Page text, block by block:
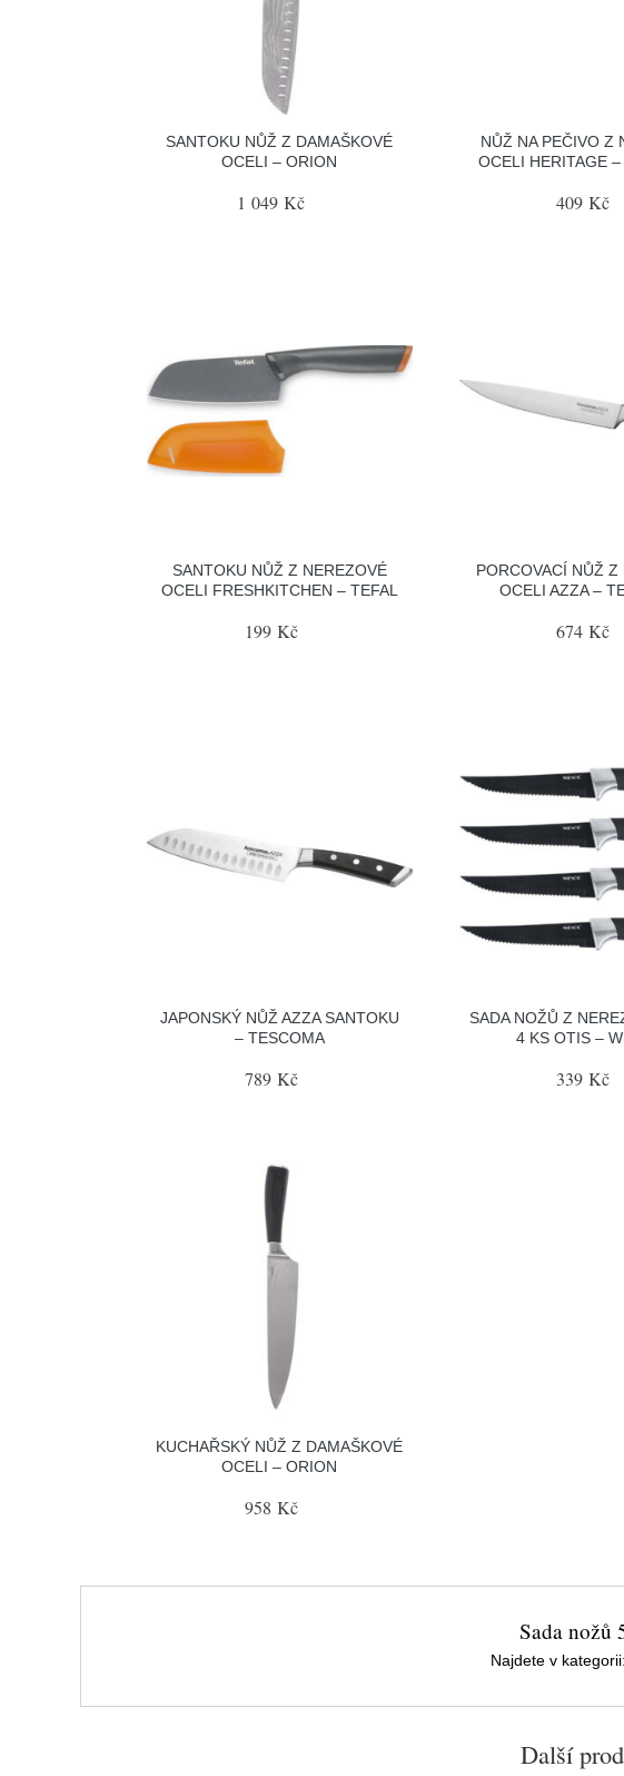
SANTOKU NŮŽ Z DAMAŠKOVÉ
OCELI – ORION
1 049 Kč
NŮŽ NA PEČIVO Z
OCELI HERITAGE
409 Kč
SANTOKU NŮŽ Z NEREZOVÉ
OCELI FRESHKITCHEN – TEFAL
199 Kč
PORCOVACÍ NŮŽ Z
OCELI AZZA –
674 Kč
JAPONSKÝ NŮŽ AZZA SANTOKU
– TESCOMA
789 Kč
SADA NOŽŮ Z
4 KS OTIS –
339 Kč
KUCHAŘSKÝ NŮŽ Z DAMAŠKOVÉ
OCELI – ORION
958 Kč
Sada nožů
Najdete v kategorii:
Další